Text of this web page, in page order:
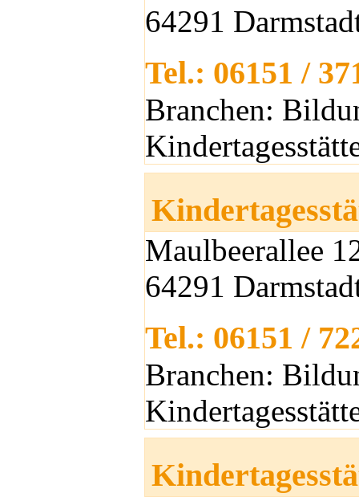
64291
Tel.: 06151 /
Branchen:
Maulbeerallee
64291
Tel.: 06151 /
Branchen: